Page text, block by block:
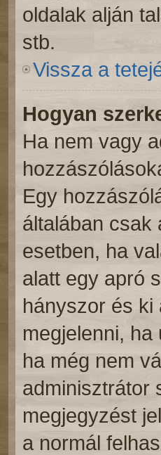
oldalak alján
stb.
Vissza a
Hogyan
Ha nem vagy
Egy
általában csak
esetben, ha
alatt egy apró
hányszor és
megjelenni,
ha még nem
adminisztrátor
megjegyzést
a normál